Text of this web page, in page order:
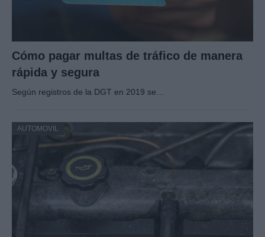
Cómo pagar multas de tráfico de manera
rápida y segura
Según registros de la DGT en 2019 se…
AUTOMOVIL